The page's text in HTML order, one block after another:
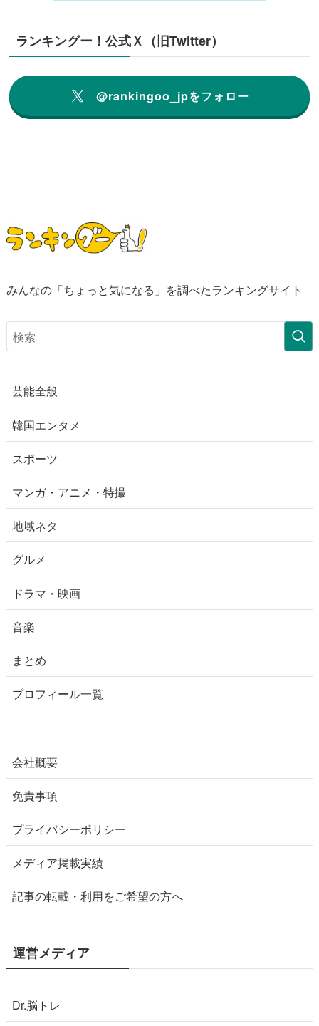
ランキングー！公式Ｘ（旧Twitter）
@rankingoo_jpをフォロー
みんなの「ちょっと気になる」を調べたランキングサイト
芸能全般
韓国エンタメ
スポーツ
マンガ・アニメ・特撮
地域ネタ
グルメ
ドラマ・映画
音楽
まとめ
プロフィール一覧
会社概要
免責事項
プライバシーポリシー
メディア掲載実績
記事の転載・利用をご希望の方へ
運営メディア
Dr.脳トレ